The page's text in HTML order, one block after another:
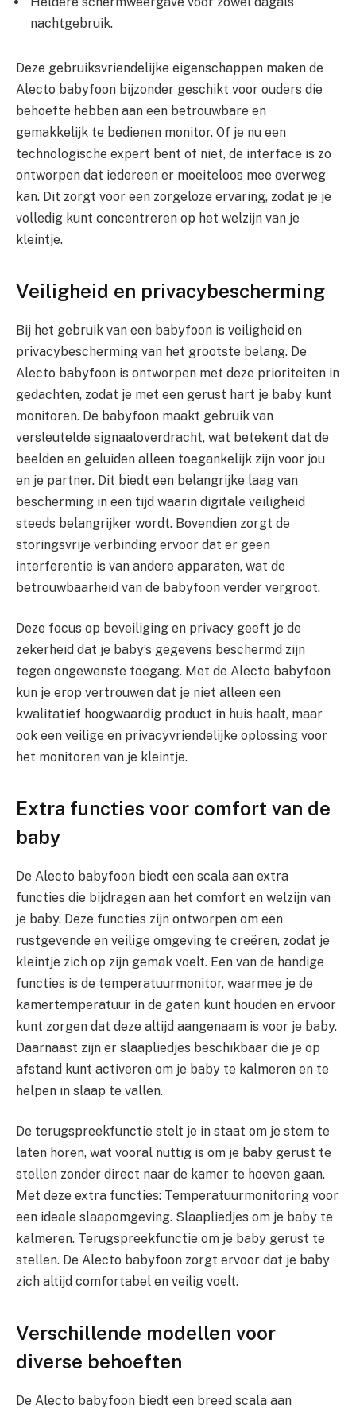
nachtgebruik.
Deze gebruiksvriendelijke eigenschappen maken de
Alecto babyfoon bijzonder geschikt voor ouders die
behoefte hebben aan een betrouwbare en
gemakkelijk te bedienen monitor. Of je nu een
technologische expert bent of niet, de interface is zo
ontworpen dat iedereen er moeiteloos mee overweg
kan. Dit zorgt voor een zorgeloze ervaring, zodat je je
volledig kunt concentreren op het welzijn van je
kleintje.
Veiligheid en privacybescherming
Bij het gebruik van een babyfoon is veiligheid en
privacybescherming van het grootste belang. De
Alecto babyfoon is ontworpen met deze prioriteiten in
gedachten, zodat je met een gerust hart je baby kunt
monitoren. De babyfoon maakt gebruik van
versleutelde signaaloverdracht, wat betekent dat de
beelden en geluiden alleen toegankelijk zijn voor jou
en je partner. Dit biedt een belangrijke laag van
bescherming in een tijd waarin digitale veiligheid
steeds belangrijker wordt. Bovendien zorgt de
storingsvrije verbinding ervoor dat er geen
interferentie is van andere apparaten, wat de
betrouwbaarheid van de babyfoon verder vergroot.
Deze focus op beveiliging en privacy geeft je de
zekerheid dat je baby’s gegevens beschermd zijn
tegen ongewenste toegang. Met de Alecto babyfoon
kun je erop vertrouwen dat je niet alleen een
kwalitatief hoogwaardig product in huis haalt, maar
ook een veilige en privacyvriendelijke oplossing voor
het monitoren van je kleintje.
Extra functies voor comfort van de
baby
De Alecto babyfoon biedt een scala aan extra
functies die bijdragen aan het comfort en welzijn van
je baby. Deze functies zijn ontworpen om een
rustgevende en veilige omgeving te creëren, zodat je
kleintje zich op zijn gemak voelt. Een van de handige
functies is de temperatuurmonitor, waarmee je de
kamertemperatuur in de gaten kunt houden en ervoor
kunt zorgen dat deze altijd aangenaam is voor je baby.
Daarnaast zijn er slaapliedjes beschikbaar die je op
afstand kunt activeren om je baby te kalmeren en te
helpen in slaap te vallen.
De terugspreekfunctie stelt je in staat om je stem te
laten horen, wat vooral nuttig is om je baby gerust te
stellen zonder direct naar de kamer te hoeven gaan.
Met deze extra functies: Temperatuurmonitoring voor
een ideale slaapomgeving. Slaapliedjes om je baby te
kalmeren. Terugspreekfunctie om je baby gerust te
stellen. De Alecto babyfoon zorgt ervoor dat je baby
zich altijd comfortabel en veilig voelt.
Verschillende modellen voor
diverse behoeften
De Alecto babyfoon biedt een breed scala aan